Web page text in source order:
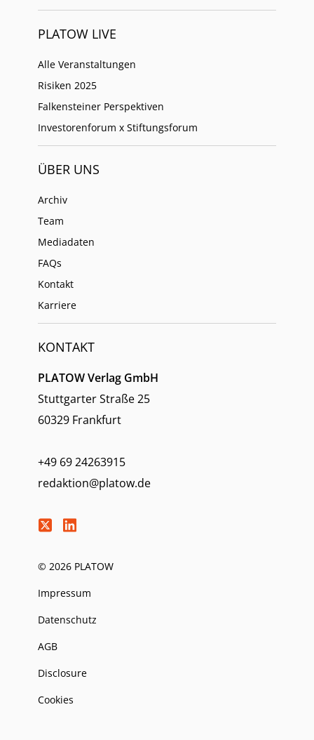
PLATOW LIVE
Alle Veranstaltungen
Risiken 2025
Falkensteiner Perspektiven
Investorenforum x Stiftungsforum
ÜBER UNS
Archiv
Team
Mediadaten
FAQs
Kontakt
Karriere
KONTAKT
PLATOW Verlag GmbH
Stuttgarter Straße 25
60329 Frankfurt
+49 69 24263915
redaktion@platow.de
© 2026 PLATOW
Impressum
Datenschutz
AGB
Disclosure
Cookies